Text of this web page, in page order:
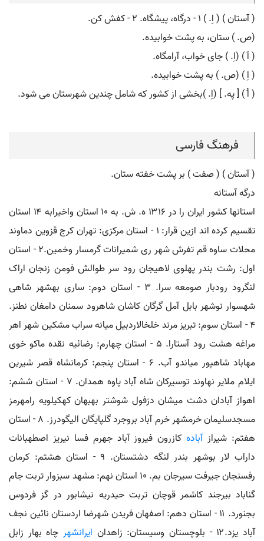
( آستان ) ( اِ. ) ۱ - درگاه، پیشگاه. ۲ - کفش کن.
(ص. ) ستان، به پشت خوابیده.
( اَ ) (اِ. ) جای خواب، آرامگاه.
( اِ ) (ص. ) به پشت خوابیده.
( اُ ) [ په. ] (اِ. )بخشی از کشور که شامل چندین شهرستان می شود.
فرهنگ فارسی
( آستان ) ( صفت ) بر پشت خفته ستان.
درگه آستانه
استانها کشور ایران را در ۱۳۱۶ ه. ش. به ۱٠ استان واخیرابه ۱۴ استان
تقسیم کرده اند ازین قرار: ۱ - استان مرکزی: تهران کرج قزوین دماوند
محلات ساوه قم تفرش شهر ری شمیرانات گرمسار وخمین.۲ - استان
اول: رشت بندر پهلوی لاهیجان رود سر طوالش فومن زنجان اراک
لنگرود رودبار صومعه سرا. ۳ - استان دوم: ساری بهشهر شاهی
شهسوار نوشهر بابل آمل گرگان کاشان شاهرود سمنان دامغان نطنز.
۴ - استان سوم: تبریز مرند خلخالاردبیل میانه سراب مشکین شهر اهر
مراغه هشت رود آستارا. ۵ - استان چهارم: رضائیه نقده ماکو خوی
مهاباد شاهپور میاندو آب. ۶ - استان پنجم: کرمانشاه قصر شیرین
ایلام ملایر نهاوند توسیرکان شاه آباد پاوه همدان. ۷ - استان ششم:
اهواز آبادان دشت میشان دزفول شوشتر بهبهان کهکیلویه رامهرمز
مسجدسلیمان خرمشهر خرم آباد بروجرد گلپایگان الیگودرز. ۸ - استان
هفتم: شیرازآبادهکازرون فیروز آباد جهرم فسا نیریز اصطهبانات
داراب لار بوشهر بندر لنگه دشتستان. ۹ - استان هشتم: کرمان
رفسنجان جیرفت سیرجان بم. ۱٠ استان نهم: مشهد سبزوار تربت جام
گناباد بیرجند کاشمر قوچان تربت حیدریه نیشابور در گز فردوس
بجنورد. ۱۱ - استان دهم: اصفهان فریدن شهرضا اردستان نائین نجف
آباد یزد.۱۲ - بلوچستان وسیستان: زاهدان
ایرانشهر چاه بهار زابل